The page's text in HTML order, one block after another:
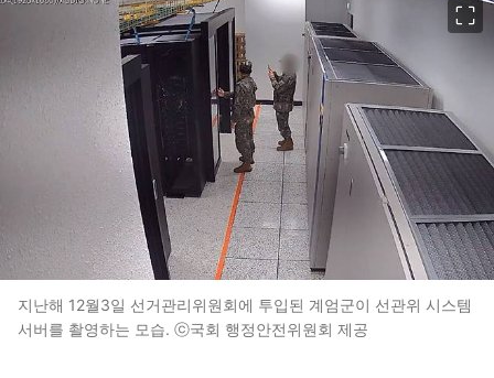
지난해 12월3일 선거관리위원회에 투입된 계엄군이 선관위 시스템
서버를 촬영하는 모습. ⓒ국회 행정안전위원회 제공